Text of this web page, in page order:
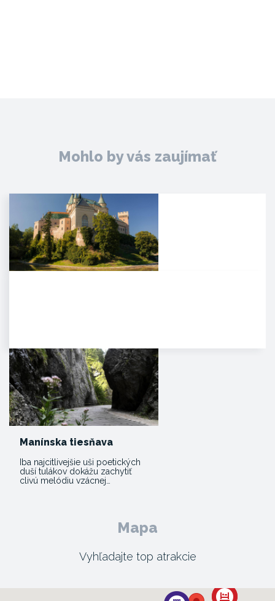
Mohlo by vás zaujímať
Manínska tiesňava
Iba najcitlivejšie uši poetických
duší tulákov dokážu zachytiť
clivú melódiu vzácnej…
Mapa
Vyhľadajte top atrakcie